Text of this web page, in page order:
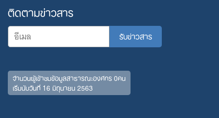
ติดตามข่าวสาร
จำนวนผู้เข้าชมข้อมูลสาธารณะองค์กร 0คน
เริ่มนับวันที่ 16 มิถุนายน 2563